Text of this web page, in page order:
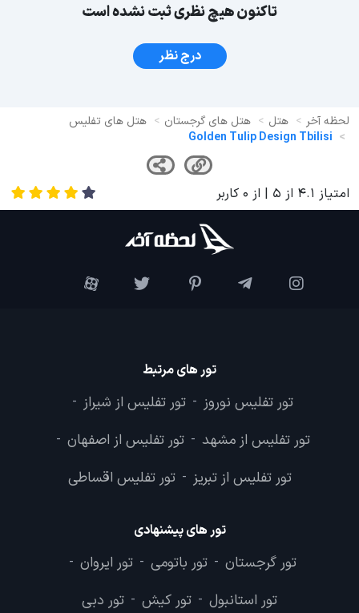
تاکنون هیچ نظری ثبت نشده است
درج نظر
لحظه آخر هتل هتل های گرجستان
هتل های تفلیس
Golden Tulip Design Tbilisi
امتیاز 4.1 از 5 | از 0 کاربر
تور های مرتبط
تور تفلیس نوروز - تور تفلیس از شیراز -
تور تفلیس از مشهد - تور تفلیس از اصفهان -
تور تفلیس از تبریز - تور تفلیس اقساطی
تور های پیشنهادی
تور گرجستان - تور باتومی - تور ایروان -
تور استانبول - تور کیش - تور دبی